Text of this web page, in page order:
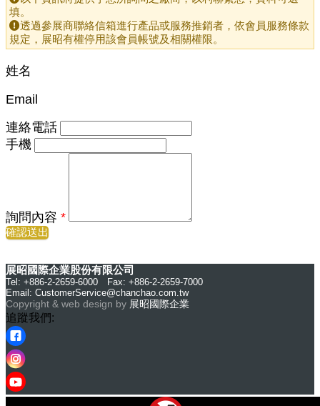
填。
透過參展商聯絡信箱進行產品或服務推銷者，依會員服務條款
規定，展昭有權停用該會員帳號及相關權限。
姓名
Email
連絡電話
手機
詢問內容 *
確認送出
展昭國際企業股份有限公司
Tel: +886-2-2659-6000 Fax: +886-2-2659-7000
Email: CustomerService@chanchao.com.tw
Copyright & web design by 展昭國際企業
追蹤我們: